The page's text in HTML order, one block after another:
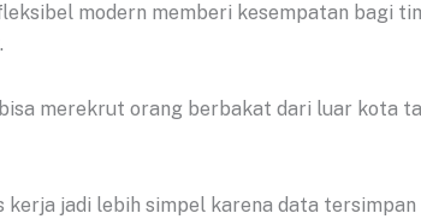
modern memberi kesempatan bagi
merekrut orang berbakat dari luar kota
kerja jadi lebih simpel karena data